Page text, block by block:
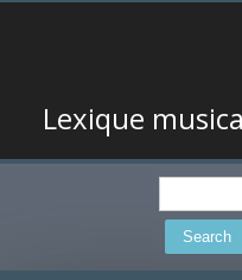
Lexique
Search